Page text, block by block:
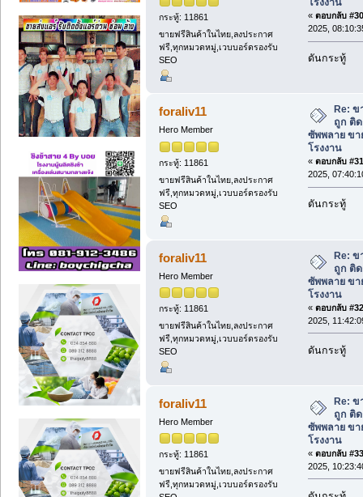
กระทู้: 11861
ขายฟรีสินค้าในไทย,ลงประกาศ
ฟรี,ทุกหมวดหมู่,เวบบอร์ดรองรับ
SEO
โรงงาน
« ตอบกลับ
2025,
ดันกระทู้
foraliv11
Hero Member
กระทู้: 11861
ขายฟรีสินค้าในไทย,ลงประกาศ
ฟรี,ทุกหมวดหมู่,เวบบอร์ดรองรับ
SEO
Re: ข
ถูก ติ
ซัพพลาย ขา
โรงงาน
« ตอบกลับ
2025,
ดันกระทู้
foraliv11
Hero Member
กระทู้: 11861
ขายฟรีสินค้าในไทย,ลงประกาศ
ฟรี,ทุกหมวดหมู่,เวบบอร์ดรองรับ
SEO
Re: ข
ถูก ติ
ซัพพลาย ขา
โรงงาน
« ตอบกลับ
2025,
ดันกระทู้
foraliv11
Hero Member
กระทู้: 11861
ขายฟรีสินค้าในไทย,ลงประกาศ
ฟรี,ทุกหมวดหมู่,เวบบอร์ดรองรับ
Re: ข
ถูก ติ
ซัพพลาย ขา
โรงงาน
« ตอบกลับ
2025,